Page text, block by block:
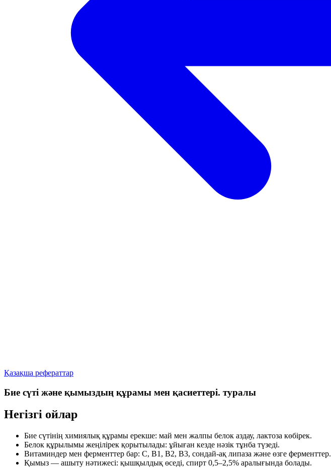
Қазақша рефераттар
Бие сүті және қымыздың құрамы мен қасиеттері. туралы
Негізгі ойлар
Бие сүтінің химиялық құрамы ерекше: май мен жалпы белок аздау, лактоза көбірек.
Белок құрылымы жеңілірек қорытылады: ұйыған кезде нәзік тұнба түзеді.
Витаминдер мен ферменттер бар: С, В1, В2, В3, сондай-ақ липаза және өзге ферменттер.
Қымыз — ашыту нәтижесі: қышқылдық өседі, спирт 0,5–2,5% аралығында болады.